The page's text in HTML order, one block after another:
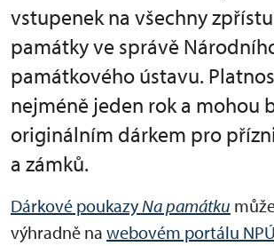
vstupenek na všechny
památky ve správě
památkového ústavu.
nejméně jeden rok a mohou
originálním dárkem pro
a zámků.
Dárkové poukazyNa památku
výhradně na webovém portálu